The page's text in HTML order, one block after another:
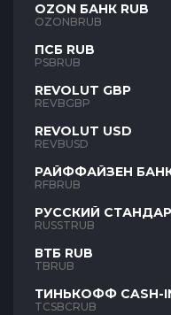
OZON БАНК RUB
OZONBRUB
ПСБ RUB
PSBRUB
REVOLUT GBP
REVBGBP
REVOLUT USD
REVBUSD
РАЙФФАЙЗЕН
RFBRUB
РУССКИЙ
RUB
RUSSTRUB
ВТБ RUB
TBRUB
ТИНЬКОФФ CASH-
RUB
TCSBCRUB